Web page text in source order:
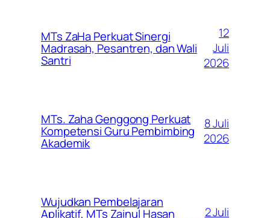
MTs ZaHa Perkuat Sinergi
Madrasah, Pesantren, dan Wali
Santri
12
Juli
2026
MTs. Zaha Genggong Perkuat
Kompetensi Guru Pembimbing
Akademik
8 Juli
2026
Wujudkan Pembelajaran
Aplikatif, MTs Zainul Hasan
2 Juli